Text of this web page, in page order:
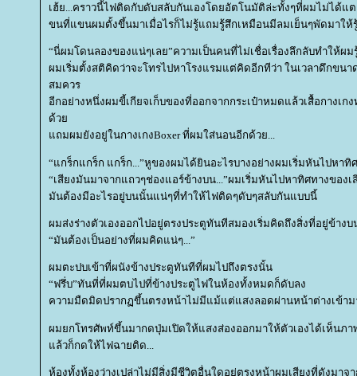
เฮ้
คราวนี้ไฟติดกับดับสลับกันเองโดยอัตโนมัติล่ะทั้งๆที่ผมไม่ได้แ
ขนที่แขนผมตั้งขึ้นมาเมื่อไรก็ไม่รู้แถมรู้สึกเหมือนมีลมเย็นๆพัดมาให้
“นี่ผมโดนลองของแน่ๆเลย”ความเป็นคนที่ไม่เชื่อเรื่องลึกลับทำให้ผ
ผมเริ่มตั้งสติคิดว่าจะโทรไปหาโรงแรมแต่คิดอีกทีว่า ในเวลาดึกขน
สมควร
อีกอย่างหนึ่งผมขี้เกียจเก็บของที่ออกจากกระเป๋าหมดแล้วเสื้อกางเ
ด้ว
ถมผมยังอยู่ในกางเกงBoxerที่ผมใส่นอนอีกด้ว...
“กร็กแกร็ก แกร็ก ...”หูของผมได้ยินอะไรบางอย่างผมเริ่มหันไปหาทิ
“เสียงมันมาจากแถวๆช่องแอร์ข้างบน ...”ผมเริ่มหันไปหาทิศทางของเ
มันต้องมีอะไรอยู่บนนั้นแน่ๆที่ทำให้ไฟติดๆดับๆสลับกันแบบนี้
ผมส่งร่างตัวเองออกไปอยู่ตรงประตูทันทีสมองเริ่มคิดถึงสิ่งที่อยู่ข้าง
“มันต้องเป็นอย่างที่ผมคิดแน่ๆ ...”
ผมตะปบเข้าที่ผนังข้างประตูทันทีที่ผมไปถึงตรงนั้น
“ฟรึ่บ”ทันที่ที่ผมตบไปที่ข้างประตูไฟในห้องทั้งหมดก็ดับลง
ความมืดมิดปรากฏขึ้นตรงหน้าไม่มีแม้แต่แสงลอดผ่านหน้าต่างเข้าม
ผมยกโทรศัพท์ขึ้นมากดปุ่มเปิดให้แสงส่องออกมาให้ตัวเองได้เห็นภา
ล้วก็กดให้ไฟฉายติด
ห้องทั้งห้องว่างเปล่าไม่มีสิ่งมีชีวิตอื่นใดอยู่ตรงหน้าผมเสียงที่ดังมาจ